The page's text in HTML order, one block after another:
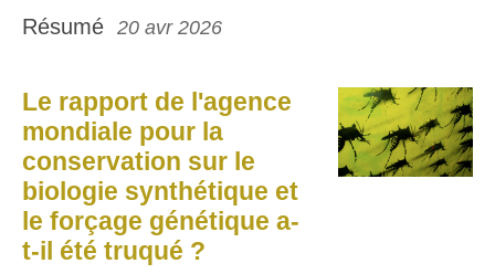
Résumé 20 avr 2026
Le rapport de l'agence
mondiale pour la
conservation sur le
biologie synthétique et
le forçage génétique a-
t-il été truqué ?